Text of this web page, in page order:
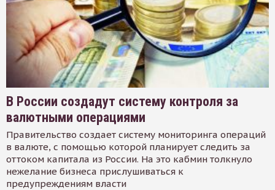
В России создадут систему контроля за
валютными операциями
Правительство создает систему мониторинга операций
в валюте, с помощью которой планирует следить за
оттоком капитала из России. На это кабмин толкнуло
нежелание бизнеса прислушиваться к
предупреждениям власти